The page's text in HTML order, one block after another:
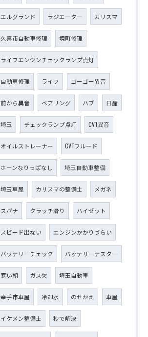
エルグランド ラジエーター カリスマ
久喜市自動車修理 境町修理
ライフエンジンチェックランプ点灯
自動車修理 ライフ ゴーゴー異音
前から異音 ベアリング ハブ 日産
埼玉 チェックランプ点灯 CVT異音
オイルストレーナー CVTフルード
ホーンなりっぱなし 埼玉自動車整備
埼玉車屋 カリスマの整備士 メガネ
スパナ クラッチ滑り ハイゼット
スピード出ない エンジンかかりづらい
バッテリーチェック バッテリーテスター
寒い朝 ガス欠 埼玉自動車
幸手市車屋 冷却水 のせかえ 車屋
イケメン整備士 秒で解決